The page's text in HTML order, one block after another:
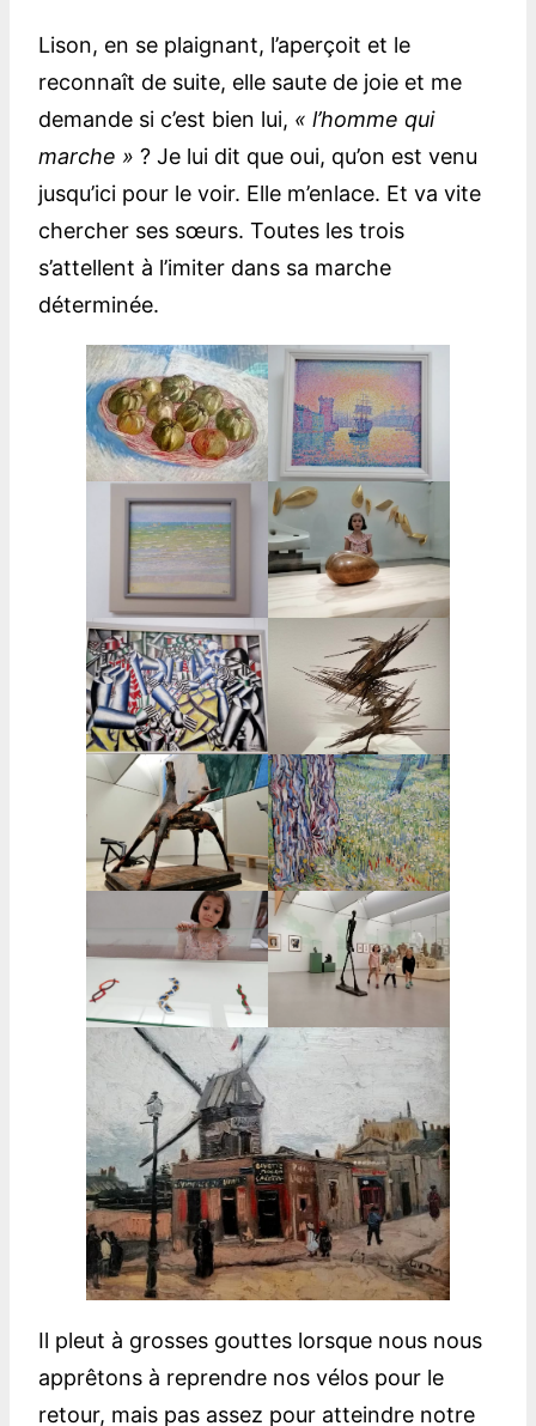
Lison, en se plaignant, l’aperçoit et le
reconnaît de suite, elle saute de joie et me
demande si c’est bien lui, « l’homme qui
marche » ? Je lui dit que oui, qu’on est venu
jusqu’ici pour le voir. Elle m’enlace. Et va vite
chercher ses sœurs. Toutes les trois
s’attellent à l’imiter dans sa marche
déterminée.
Il pleut à grosses gouttes lorsque nous nous
apprêtons à reprendre nos vélos pour le
retour, mais pas assez pour atteindre notre